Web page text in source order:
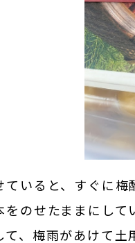
ていると、すぐに梅
をのせたままにし
て、梅雨があけて